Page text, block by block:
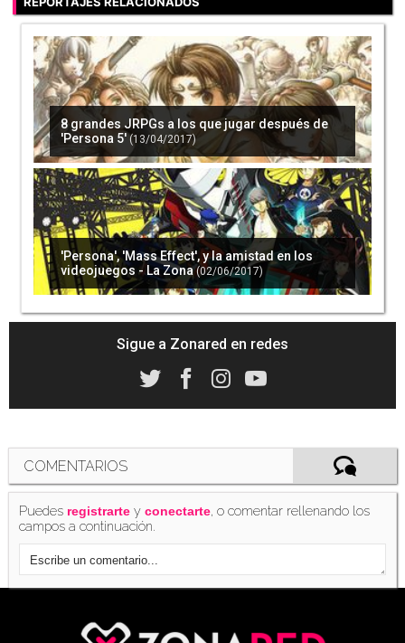
'Persona 5' contará con trajes de 'Catherine' en
occidente (24/01/2017)
'Persona 5' tendrá muchos DLC a lo largo de
su vida comercial (09/03/2017)
8 grandes JRPGs a los que jugar después de
'Persona 5' (13/04/2017)
'Persona', 'Mass Effect', y la amistad en los
videojuegos - La Zona (02/06/2017)
Sigue a Zonared en redes
COMENTARIOS
Puedes registrarte yconectarte, o comentar rellenando los
campos a continuación.